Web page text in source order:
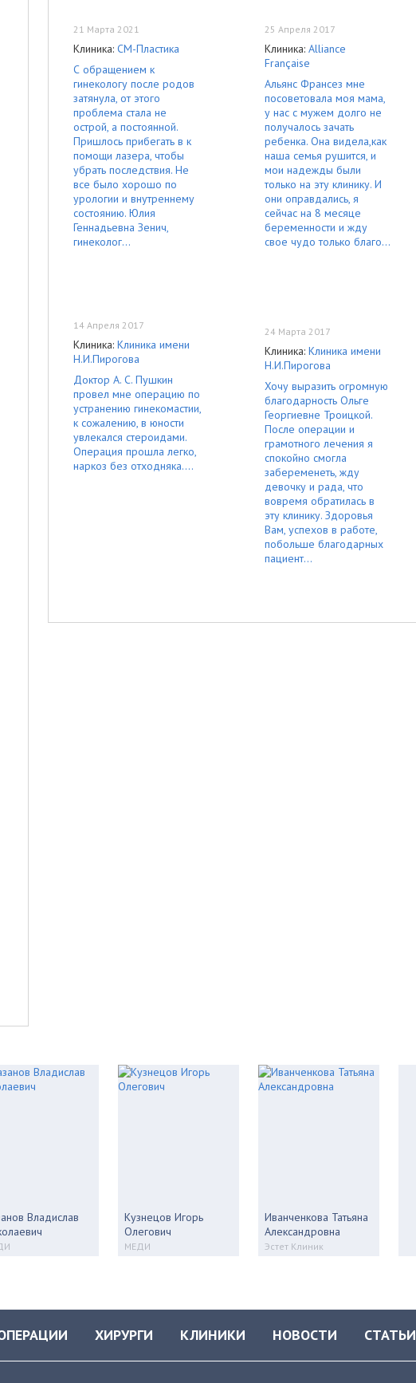
21 Марта 2021
Клиника: СМ-Пластика
С обращением к
гинекологу после родов
затянула, от этого
проблема стала не
острой, а постоянной.
Пришлось прибегать в к
помощи лазера, чтобы
убрать последствия. Не
все было хорошо по
урологии и внутреннему
состоянию. Юлия
Геннадьевна Зенич,
гинеколог...
25 Апреля 2017
Клиника: Alliance
Française
Альянс Франсез мне
посоветовала моя мама,
у нас с мужем долго не
получалось зачать
ребенка. Она видела,как
наша семья рушится, и
мои надежды были
только на эту клинику. И
они оправдались, я
сейчас на 8 месяце
беременности и жду
свое чудо только благо...
14 Апреля 2017
Клиника: Клиника имени
Н.И.Пирогова
Доктор А. С. Пушкин
провел мне операцию по
устранению гинекомастии,
к сожалению, в юности
увлекался стероидами.
Операция прошла легко,
наркоз без отходняка....
24 Марта 2017
Клиника: Клиника имени
Н.И.Пирогова
Хочу выразить огромную
благодарность Ольге
Георгиевне Троицкой.
После операции и
грамотного лечения я
спокойно смогла
забеременеть, жду
девочку и рада, что
вовремя обратилась в
эту клинику. Здоровья
Вам, успехов в работе,
побольше благодарных
пациент...
Владислав
Кузнецов Игорь
Олегович
МЕДИ
Иванченкова Татьяна
Александровна
Эстет Клиник
ХИРУРГИ КЛИНИКИ НОВОСТИ СТАТЬИ